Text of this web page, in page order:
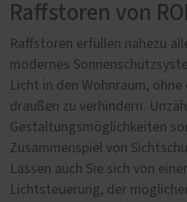
Raffstoren von
Raffstoren erfüllen nahezu
modernes
Licht in den Wohnraum,
draußen zu verhindern.
Gestaltungsmöglichkeiten
Zusammenspiel von
Lassen auch Sie sich von
Lichtsteuerung, der